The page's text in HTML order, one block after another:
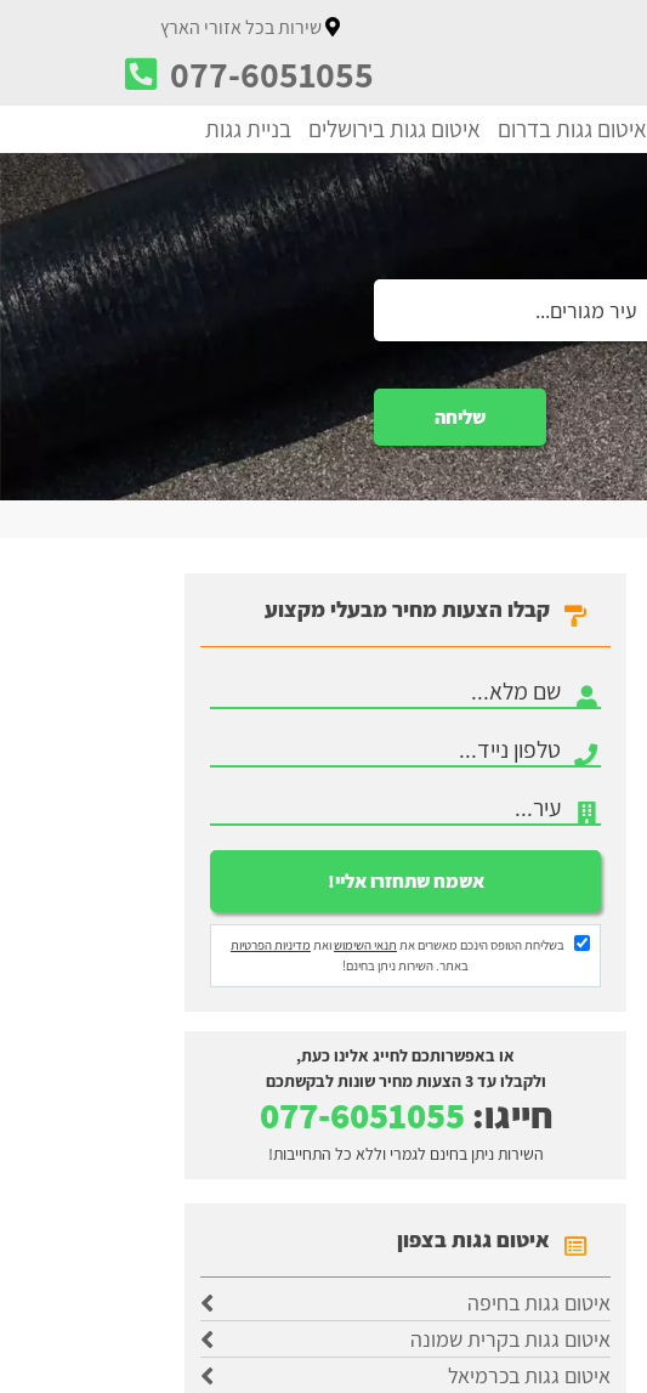
שירות בכל אזורי הארץ
077-6051055
איטום גגות בדרום איטום גגות בירושלים בניית גגות
שליחה
קבלו הצעות מחיר מבעלי מקצוע
בשליחת הטופס הינכם מאשרים את תנאי השימושואת מדיניות הפרטיות
באתר. השירות ניתן בחינם!
או באפשרותכם לחייג אלינו כעת,
ולקבלו עד 3 הצעות מחיר שונות לבקשתכם
חייגו:
השירות ניתן בחינם לגמרי וללא כל התחייבות!
איטום גגות בצפון
איטום גגות בחיפה
איטום גגות בקרית שמונה
איטום גגות בכרמיאל